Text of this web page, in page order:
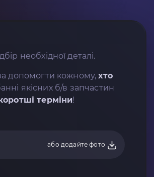
необхідної деталі.
допомогти кожному,хто
якісних б/в запчастин
терміни!
або додайте фото